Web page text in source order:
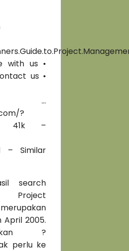
with us •
us •
…
?
– 41k –
– Similar
search
Project
2005.
?
perlu ke